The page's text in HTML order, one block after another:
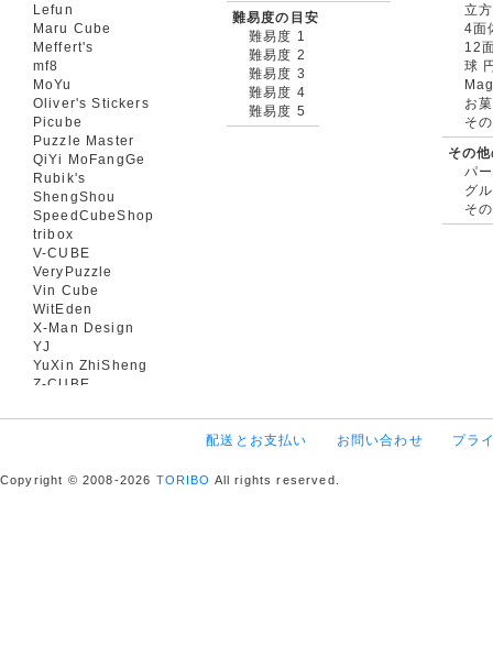
Lefun
Maru Cube
Meffert's
mf8
MoYu
Oliver's Stickers
Picube
Puzzle Master
QiYi MoFangGe
Rubik's
ShengShou
SpeedCubeShop
tribox
V-CUBE
VeryPuzzle
Vin Cube
WitEden
X-Man Design
YJ
YuXin ZhiSheng
Z-CUBE
難易度の目安
難易度 1
難易度 2
難易度 3
難易度 4
難易度 5
立
4面
12
球
お
そ
その
パ
グ
そ
配送とお支払い お問い合わせ プラ
Copyright © 2008-2026 TORIBO All rights reserved.